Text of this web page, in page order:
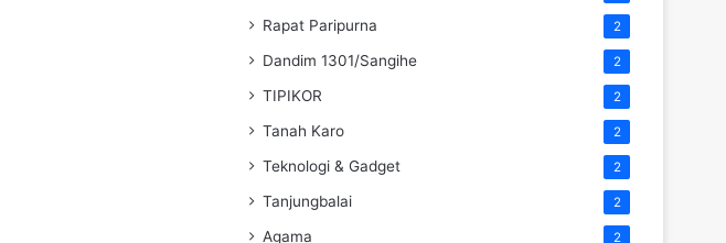
Rapat Paripurna 2
Dandim 1301/Sangihe 2
TIPIKOR 2
Tanah Karo 2
Teknologi & Gadget 2
Tanjungbalai 2
Agama 2